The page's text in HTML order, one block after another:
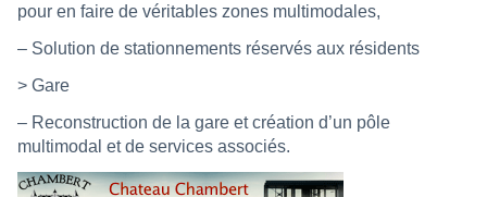
pour en faire de véritables zones multimodales,
– Solution de stationnements réservés aux résidents
> Gare
– Reconstruction de la gare et création d’un pôle
multimodal et de services associés.